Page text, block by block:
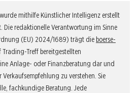
mithilfe Künstlicher Intelligenz erstellt
Die redaktionelle Verantwortung im Sinne
(EU) 2024/1689) trägt die boerse-
Trading-Treff bereitgestellten
Anlage- oder Finanzberatung dar und
zu verstehen. Sie
fachkundige Beratung. Jede